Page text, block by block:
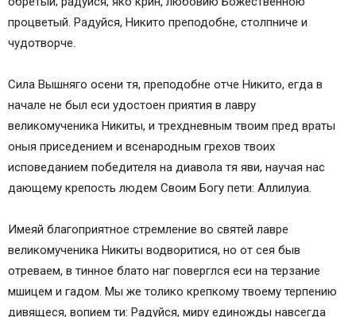
процветый. Радуйся, Никито преподобне, столпниче и
чудотворче.
Сила Вышняго осени тя, преподобне отче Никито, егда в
начале не был еси удостоен приятия в лавру
великомученика Никиты, и трехдневным твоим пред враты
оныя приседением и всенародным грехов твоих
исповеданием победителя на диавола тя яви, научая нас
дающему крепость людем Своим Богу пети: Аллилуиа.
Имеяй благоприятное стремление во святей лавре
великомученика Никиты водворитися, но от сея быв
отреваем, в тинное блато наг поверглся еси на терзание
мшицем и гадом. Мы же толико крепкому твоему терпению
дивящеся, вопием ти: Радуйся, миру единожды навсегда